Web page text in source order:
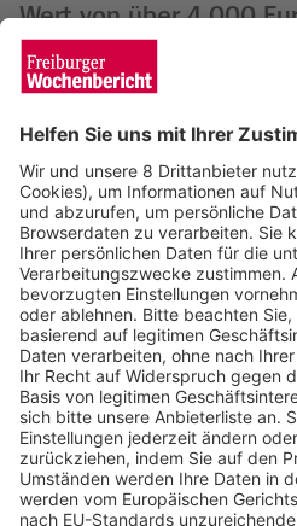
Wert von über 4.000
„Hike to Happiness“